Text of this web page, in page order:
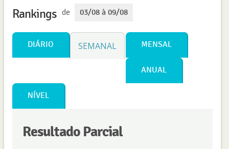
Rankings de 03/08 à 09/08
DIÁRIO SEMANAL MENSAL
ANUAL
NÍVEL
Resultado Parcial